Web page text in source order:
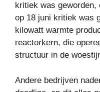
kritiek was
op 18 juni kritiek was
kilowatt warmte
reactorkern, die
structuur in de
Andere bedrijven